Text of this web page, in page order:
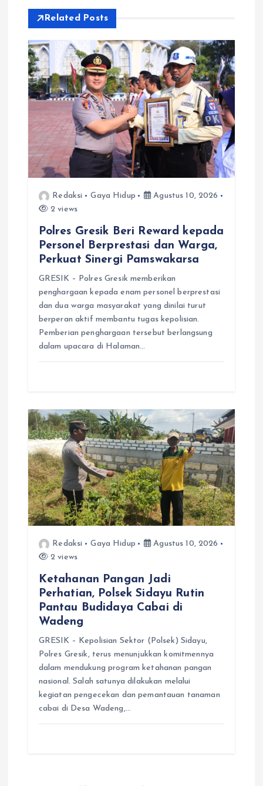
o
s
Related Posts
Redaksi Gaya Hidup
Agustus 10, 2026
2 views
Polres Gresik Beri Reward kepada
Personel Berprestasi dan Warga,
Perkuat Sinergi Pamswakarsa
GRESIK – Polres Gresik memberikan
penghargaan kepada enam personel berprestasi
dan dua warga masyarakat yang dinilai turut
berperan aktif membantu tugas kepolisian.
Pemberian penghargaan tersebut berlangsung
dalam upacara di Halaman…
Redaksi Gaya Hidup
Agustus 10, 2026
2 views
Ketahanan Pangan Jadi
Perhatian, Polsek Sidayu Rutin
Pantau Budidaya Cabai di
Wadeng
GRESIK – Kepolisian Sektor (Polsek) Sidayu,
Polres Gresik, terus menunjukkan komitmennya
dalam mendukung program ketahanan pangan
nasional. Salah satunya dilakukan melalui
kegiatan pengecekan dan pemantauan tanaman
cabai di Desa Wadeng,…